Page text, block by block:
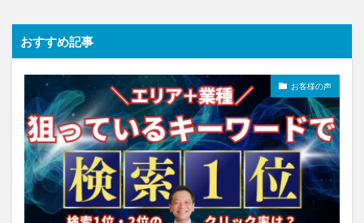
おすすめ記事
お客様の声